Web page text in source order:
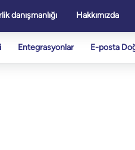
danışmanlığı Hakkımızda
Entegrasyonlar E-posta